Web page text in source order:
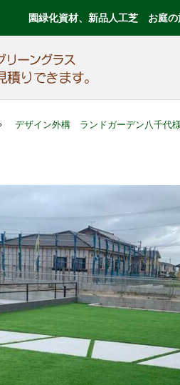
園緑化資材、新品人工芝 お庭の
デザイン外構 ランドガーデン八千代様